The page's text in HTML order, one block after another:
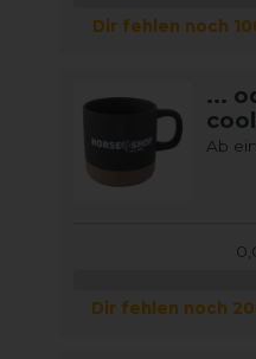
Dir fehlen noch
...
Ab
Dir fehlen noch